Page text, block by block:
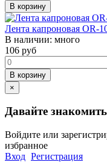
В корзину
Лента капроновая OR-
В наличии: много
106 руб
В корзину
×
Давайте
Войдите или
избранное
Вход Регистрация